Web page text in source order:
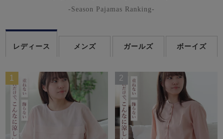
-Season Pajamas Ranking-
レディース メンズ ガールズ ボーイズ
1 2